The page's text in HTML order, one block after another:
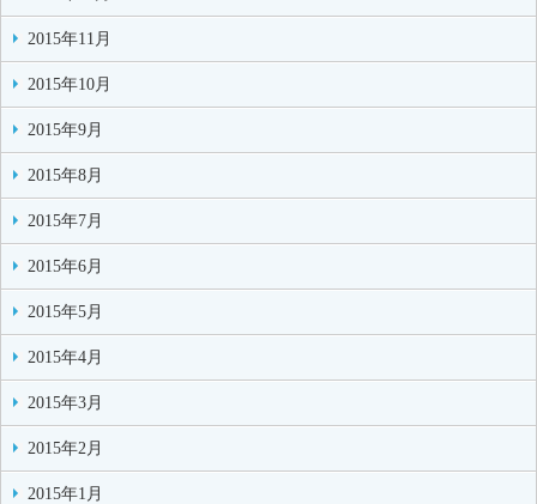
2015年11月
2015年10月
2015年9月
2015年8月
2015年7月
2015年6月
2015年5月
2015年4月
2015年3月
2015年2月
2015年1月